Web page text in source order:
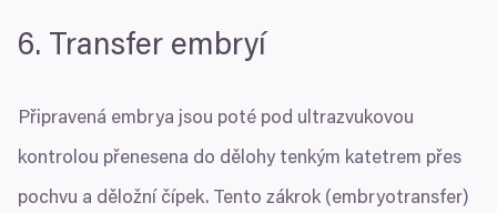
6. Transfer embryí
Připravená embrya jsou poté pod ultrazvukovou
kontrolou přenesena do dělohy tenkým katetrem přes
pochvu a děložní čípek. Tento zákrok (embryotransfer)